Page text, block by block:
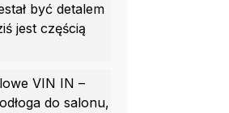
być detalem
jest częścią
VIN IN –
do salonu,